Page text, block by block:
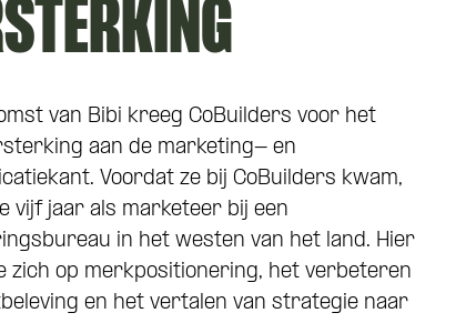
van Bibi kreeg CoBuilders voor het
aan de marketing- en
Voordat ze bij CoBuilders kwam,
vijf jaar als marketeer bij een
in het westen van het land. Hier
zich op merkpositionering, het verbeteren
en het vertalen van strategie naar